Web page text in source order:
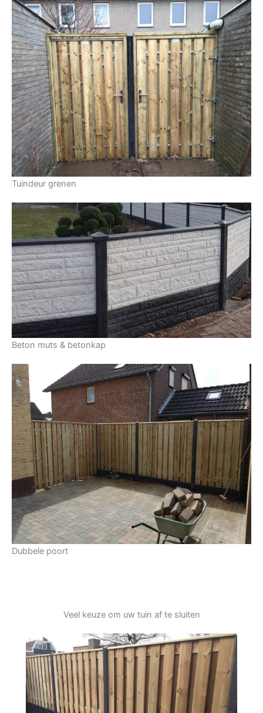
Tuindeur grenen
Beton muts & betonkap
Dubbele poort
Veel keuze om uw tuin af te sluiten